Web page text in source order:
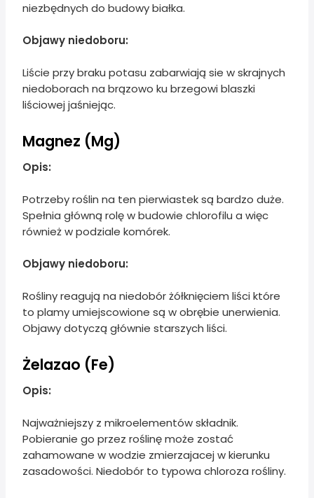
niezbędnych do budowy białka.
Objawy niedoboru:
Liście przy braku potasu zabarwiają sie w skrajnych
niedoborach na brązowo ku brzegowi blaszki
liściowej jaśniejąc.
Magnez (Mg)
Opis:
Potrzeby roślin na ten pierwiastek są bardzo duże.
Spełnia główną rolę w budowie chlorofilu a więc
również w podziale komórek.
Objawy niedoboru:
Rośliny reagują na niedobór żółknięciem liści które
to plamy umiejscowione są w obrębie unerwienia.
Objawy dotyczą głównie starszych liści.
Żelazao (Fe)
Opis:
Najważniejszy z mikroelementów składnik.
Pobieranie go przez roślinę może zostać
zahamowane w wodzie zmierzajacej w kierunku
zasadowości. Niedobór to typowa chloroza rośliny.